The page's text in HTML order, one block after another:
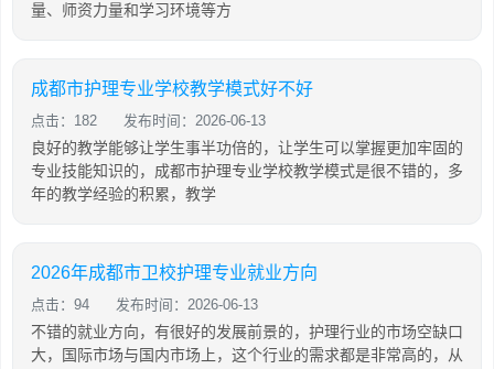
量、师资力量和学习环境等方
成都市护理专业学校教学模式好不好
点击：182 发布时间：2026-06-13
良好的教学能够让学生事半功倍的，让学生可以掌握更加牢固的
专业技能知识的，成都市护理专业学校教学模式是很不错的，多
年的教学经验的积累，教学
2026年成都市卫校护理专业就业方向
点击：94 发布时间：2026-06-13
不错的就业方向，有很好的发展前景的，护理行业的市场空缺口
大，国际市场与国内市场上，这个行业的需求都是非常高的，从